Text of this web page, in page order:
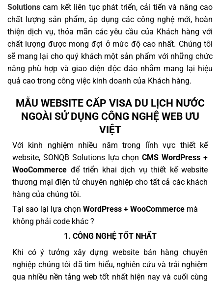
Solutions cam kết liên tục phát triển, cải tiến và nâng cao
chất lượng sản phẩm, áp dụng các công nghệ mới, hoàn
thiện dịch vụ, thỏa mãn các yêu cầu của Khách hàng với
chất lượng được mong đợi ở mức độ cao nhất. Chúng tôi
sẽ mang lại cho quý khách một sản phẩm với những chức
năng phù hợp và giao diện độc đáo nhằm mang lại hiệu
quả cao trong công việc kinh doanh của Khách hàng.
MẪU WEBSITE CẤP VISA DU LỊCH NƯỚC
NGOÀI SỬ DỤNG CÔNG NGHỆ WEB ƯU
VIỆT
Với kinh nghiệm nhiều năm trong lĩnh vực thiết kế
website, SONQB Solutions lựa chọnCMS WordPress +
WooCommerce để triển khai dịch vụ thiết kế website
thương mại điện tử chuyên nghiệp cho tất cả các khách
hàng của chúng tôi.
Tại sao lại lựa chọn WordPress + WooCommerce mà
không phải code khác ?
1. CÔNG NGHỆ TỐT NHẤT
Khi có ý tưởng xây dựng website bán hàng chuyên
nghiệp chúng tôi đã tìm hiểu, nghiên cứu và trải nghiệm
qua nhiều nền tảng web tốt nhất hiện nay và cuối cùng